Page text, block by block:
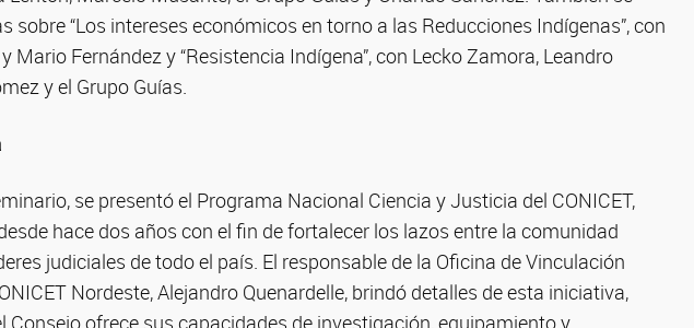
sobre “Los intereses económicos en torno a las Reducciones Indígenas”, con
Mario Fernández y “Resistencia Indígena”, con Lecko Zamora, Leandro
y el Grupo Guías.
se presentó el Programa Nacional Ciencia y Justicia del CONICET,
hace dos años con el fin de fortalecer los lazos entre la comunidad
judiciales de todo el país. El responsable de la Oficina de Vinculación
Nordeste, Alejandro Quenardelle, brindó detalles de esta iniciativa,
Consejo ofrece sus capacidades de investigación, equipamiento y